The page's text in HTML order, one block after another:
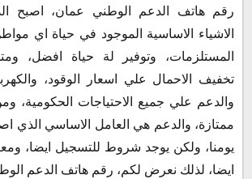
رقم واتساب الدعم الوطني عمان
رقم فاكس الدعم الوطني
انواع الدعم الوطني
شروط التسجيل لدي الدعم الوطني
تسجيل بطاقة الدعم الوطني
مواعيد عمل الدعم الوطني
رقم هاتف الدعم الوطني عمان، اصبح
الاشياء الاساسية الموجود في حياة اي
المستلزمات، وتوفير لة حياة افضل،
تخفيف الاحمال علي اسعار الوقود،
والدعم علي جميع الاحتياجات الحكومية،
ممتازة، والدعم هي العامل الاساسي الذي
يومنا، ولكن يوجد شروط للتسجيل ايضا،
ايضا، لذلك نعرض لكم، رقم هاتف الدعم